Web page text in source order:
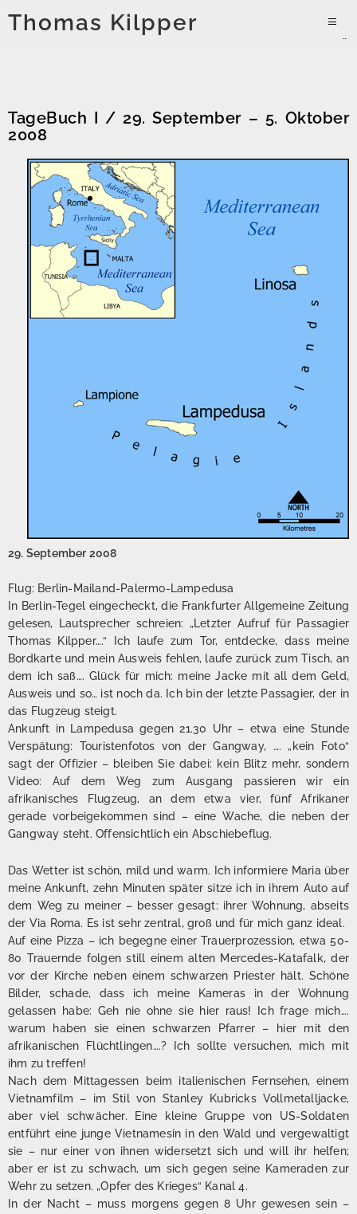
Thomas Kilpper
Zum
Inhalt
TageBuch I / 29. September – 5. Oktober
2008
29. September 2008
Flug: Berlin-Mailand-Palermo-Lampedusa
In Berlin-Tegel eingecheckt, die Frankfurter Allgemeine Zeitung
gelesen, Lautsprecher schreien: „Letzter Aufruf für Passagier
Thomas Kilpper….“ Ich laufe zum Tor, entdecke, dass meine
Bordkarte und mein Ausweis fehlen, laufe zurück zum Tisch, an
dem ich saß…. Glück für mich: meine Jacke mit all dem Geld,
Ausweis und so… ist noch da. Ich bin der letzte Passagier, der in
das Flugzeug steigt.
Ankunft in Lampedusa gegen 21.30 Uhr – etwa eine Stunde
Verspätung: Touristenfotos von der Gangway, …. „kein Foto“
sagt der Offizier – bleiben Sie dabei: kein Blitz mehr, sondern
Video: Auf dem Weg zum Ausgang passieren wir ein
afrikanisches Flugzeug, an dem etwa vier, fünf Afrikaner
gerade vorbeigekommen sind – eine Wache, die neben der
Gangway steht. Offensichtlich ein Abschiebeflug.
Das Wetter ist schön, mild und warm. Ich informiere Maria über
meine Ankunft, zehn Minuten später sitze ich in ihrem Auto auf
dem Weg zu meiner – besser gesagt: ihrer Wohnung, abseits
der Via Roma. Es ist sehr zentral, groß und für mich ganz ideal.
Auf eine Pizza – ich begegne einer Trauerprozession, etwa 50-
80 Trauernde folgen still einem alten Mercedes-Katafalk, der
vor der Kirche neben einem schwarzen Priester hält. Schöne
Bilder, schade, dass ich meine Kameras in der Wohnung
gelassen habe: Geh nie ohne sie hier raus! Ich frage mich….
warum haben sie einen schwarzen Pfarrer – hier mit den
afrikanischen Flüchtlingen….? Ich sollte versuchen, mich mit
ihm zu treffen!
Nach dem Mittagessen beim italienischen Fernsehen, einem
Vietnamfilm – im Stil von Stanley Kubricks Vollmetalljacke,
aber viel schwächer. Eine kleine Gruppe von US-Soldaten
entführt eine junge Vietnamesin in den Wald und vergewaltigt
sie – nur einer von ihnen widersetzt sich und will ihr helfen;
aber er ist zu schwach, um sich gegen seine Kameraden zur
Wehr zu setzen. „Opfer des Krieges“ Kanal 4.
In der Nacht – muss morgens gegen 8 Uhr gewesen sein –